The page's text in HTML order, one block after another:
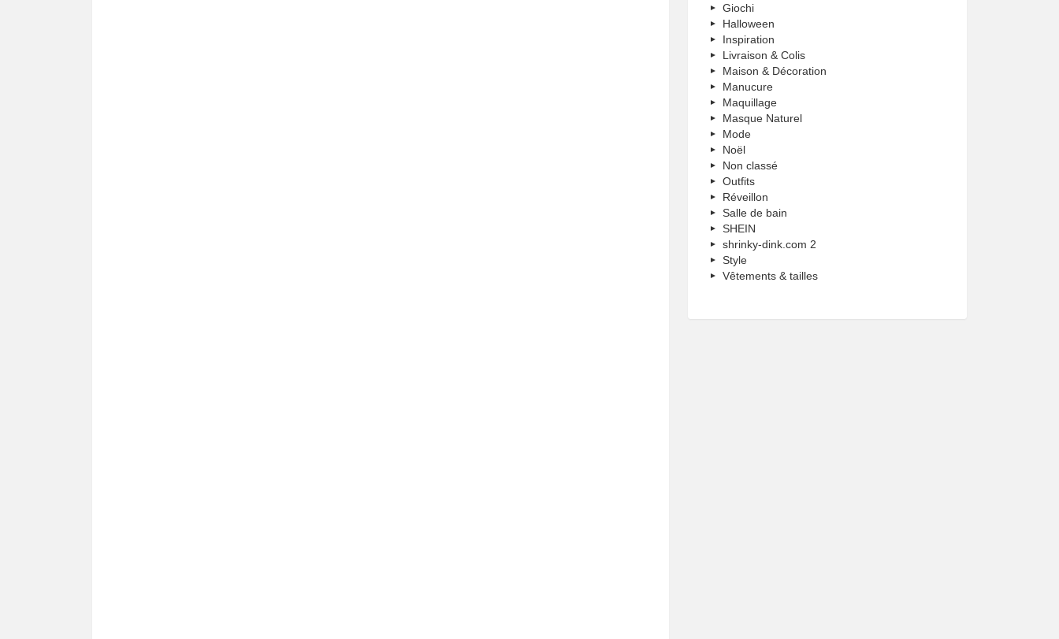
Giochi
Halloween
Inspiration
Livraison & Colis
Maison & Décoration
Manucure
Maquillage
Masque Naturel
Mode
Noël
Non classé
Outfits
Réveillon
Salle de bain
SHEIN
shrinky-dink.com 2
Style
Vêtements & tailles